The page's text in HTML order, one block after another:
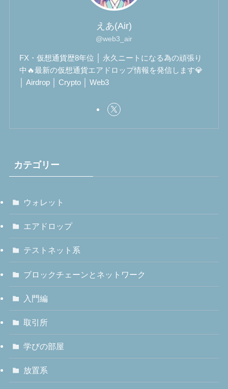
えあ(Air)
@web3_air
FX・仮想通貨歴8年位 │ 永久ニートになる為の頑張り
中🔥最新の仮想通貨エアドロップ情報を発信します💎
│ Airdrop │ Crypto │ Web3
カテゴリー
ウォレット
エアドロップ
テストネット系
ブロックチェーンとネットワーク
入門編
取引所
学びの部屋
放置系